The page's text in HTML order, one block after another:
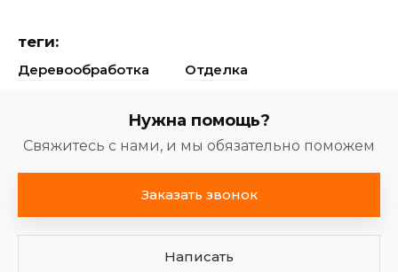
теги:
Деревообработка Отделка
Нужна помощь?
Свяжитесь с нами, и мы обязательно поможем
Заказать звонок
Написать